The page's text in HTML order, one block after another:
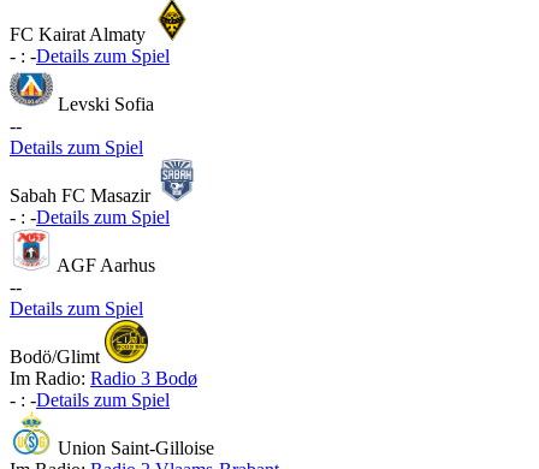
FC Kairat Almaty
- : -Details zum Spiel
Levski Sofia
--
Details zum Spiel
Sabah FC Masazir
- : -Details zum Spiel
AGF Aarhus
--
Details zum Spiel
Bodö/Glimt
Im Radio: Radio 3 Bodø
- : -Details zum Spiel
Union Saint-Gilloise